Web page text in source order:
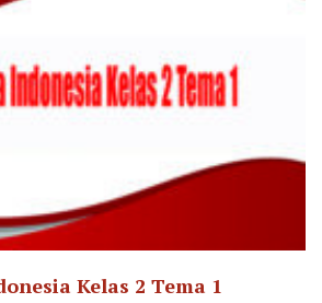
Kelas 2 Tema 1